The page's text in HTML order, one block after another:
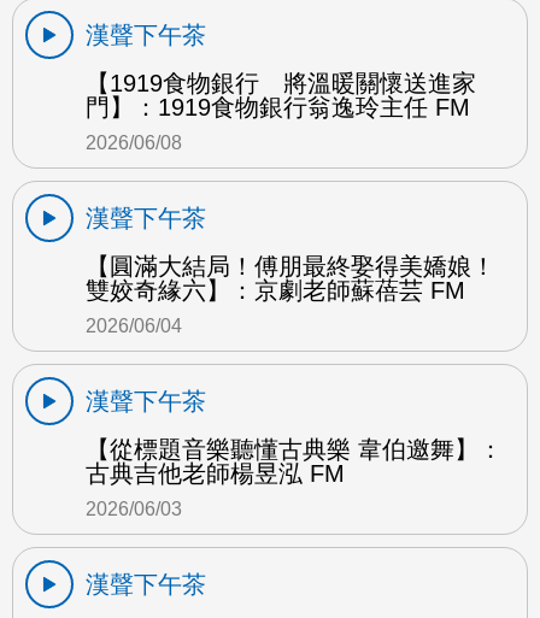
漢聲下午茶
【1919食物銀行 將溫暖關懷送進家
門】：1919食物銀行翁逸玲主任 FM
2026/06/08
漢聲下午茶
【圓滿大結局！傅朋最終娶得美嬌娘！
雙姣奇緣六】：京劇老師蘇蓓芸 FM
2026/06/04
漢聲下午茶
【從標題音樂聽懂古典樂 韋伯邀舞】：
古典吉他老師楊昱泓 FM
2026/06/03
漢聲下午茶